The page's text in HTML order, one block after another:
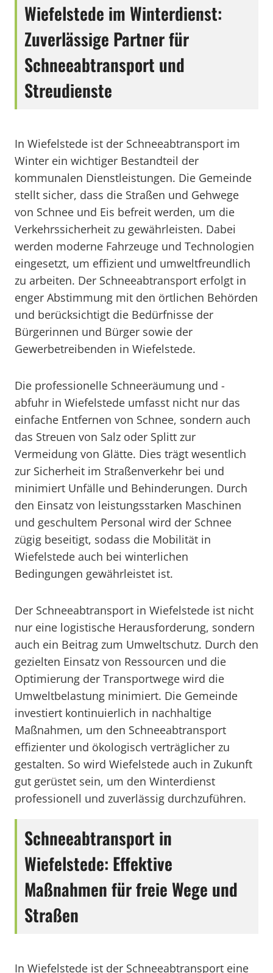
Wiefelstede im Winterdienst:
Zuverlässige Partner für
Schneeabtransport und
Streudienste
In Wiefelstede ist der Schneeabtransport im
Winter ein wichtiger Bestandteil der
kommunalen Dienstleistungen. Die Gemeinde
stellt sicher, dass die Straßen und Gehwege
von Schnee und Eis befreit werden, um die
Verkehrssicherheit zu gewährleisten. Dabei
werden moderne Fahrzeuge und Technologien
eingesetzt, um effizient und umweltfreundlich
zu arbeiten. Der Schneeabtransport erfolgt in
enger Abstimmung mit den örtlichen Behörden
und berücksichtigt die Bedürfnisse der
Bürgerinnen und Bürger sowie der
Gewerbetreibenden in Wiefelstede.
Die professionelle Schneeräumung und -
abfuhr in Wiefelstede umfasst nicht nur das
einfache Entfernen von Schnee, sondern auch
das Streuen von Salz oder Splitt zur
Vermeidung von Glätte. Dies trägt wesentlich
zur Sicherheit im Straßenverkehr bei und
minimiert Unfälle und Behinderungen. Durch
den Einsatz von leistungsstarken Maschinen
und geschultem Personal wird der Schnee
zügig beseitigt, sodass die Mobilität in
Wiefelstede auch bei winterlichen
Bedingungen gewährleistet ist.
Der Schneeabtransport in Wiefelstede ist nicht
nur eine logistische Herausforderung, sondern
auch ein Beitrag zum Umweltschutz. Durch den
gezielten Einsatz von Ressourcen und die
Optimierung der Transportwege wird die
Umweltbelastung minimiert. Die Gemeinde
investiert kontinuierlich in nachhaltige
Maßnahmen, um den Schneeabtransport
effizienter und ökologisch verträglicher zu
gestalten. So wird Wiefelstede auch in Zukunft
gut gerüstet sein, um den Winterdienst
professionell und zuverlässig durchzuführen.
Schneeabtransport in
Wiefelstede: Effektive
Maßnahmen für freie Wege und
Straßen
In Wiefelstede ist der Schneeabtransport eine